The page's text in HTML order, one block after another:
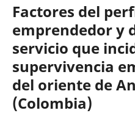
Factores del
emprendedor y
servicio que
supervivencia
del oriente de
(Colombia)